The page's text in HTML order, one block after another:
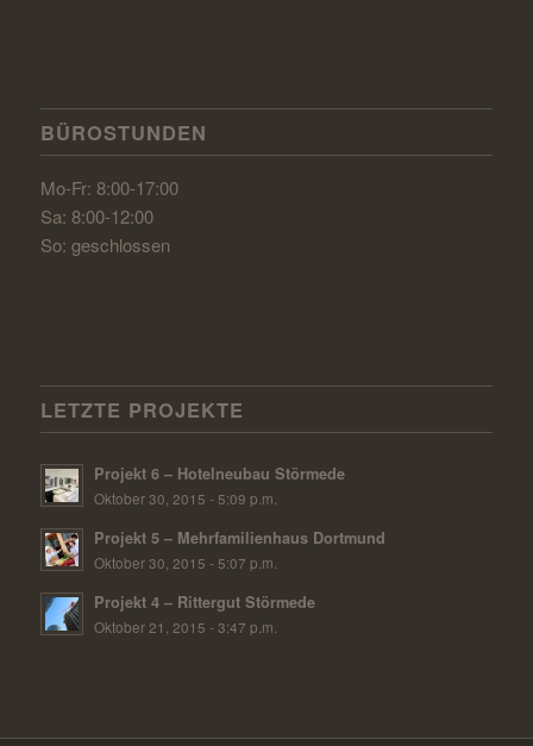
BÜROSTUNDEN
Mo-Fr: 8:00-17:00
Sa: 8:00-12:00
So: geschlossen
LETZTE PROJEKTE
Projekt 6 – Hotelneubau Störmede
Oktober 30, 2015 - 5:09 p.m.
Projekt 5 – Mehrfamilienhaus Dortmund
Oktober 30, 2015 - 5:07 p.m.
Projekt 4 – Rittergut Störmede
Oktober 21, 2015 - 3:47 p.m.